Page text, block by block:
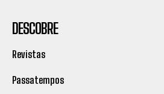
DESCOBRE
Revistas
Passatempos